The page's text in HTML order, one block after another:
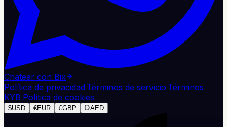
Chatear con Bix
Política de privacidad·Términos de servicio·Términos
KYB·Política de cookies
$USD €EUR £GBP AED